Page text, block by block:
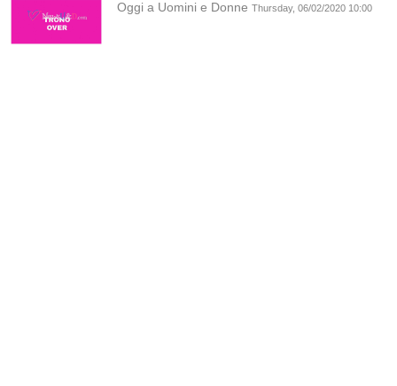
Oggi a Uomini e Donne Thursday, 06/02/2020 10:00